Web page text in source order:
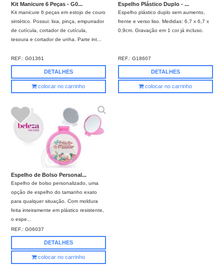
Kit Manicure 6 Peças - G0...
Kit manicure 6 peças em estojo de couro
sintético. Possui: lixa, pinça, empurrador
de cutícula, cortador de cutícula,
tesoura e cortador de unha. Parte int...
REF.:G01361
DETALHES
colocar no carrinho
Espelho Plástico Duplo - ...
Espelho plástico duplo sem aumento,
frente e verso liso. Medidas: 6,7 x 6,7 x
0,9cm. Gravação em 1 cor já incluso.
REF.:G18607
DETALHES
colocar no carrinho
Espelho de Bolso Personal...
Espelho de bolso personalizado, uma
opção de espelho do tamanho exato
para qualquer situação. Com moldura
feita inteiramente em plástico resistente,
o espe...
REF.:G06037
DETALHES
colocar no carrinho